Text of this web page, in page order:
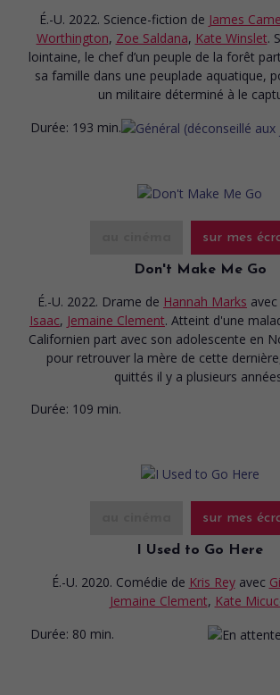
É.-U. 2022. Science-fiction de James
Worthington, Zoe Saldana, Kate Winslet.
lointaine, le chef d’un peuple de la forêt
sa famille dans une peuplade aquatique,
un militaire déterminé à le
Durée: 193 min.
sur mes
Don't Make Me Go
É.-U. 2022. Drame de Hannah Marks avec
Isaac, Jemaine Clement. Atteint d'une
Californien part avec son adolescente en
pour retrouver la mère de cette
quittés il y a plusieurs
Durée: 109 min.
sur mes
I Used to Go Here
É.-U. 2020. Comédie de Kris Rey avec
Jemaine Clement, Kate
Durée: 80 min.